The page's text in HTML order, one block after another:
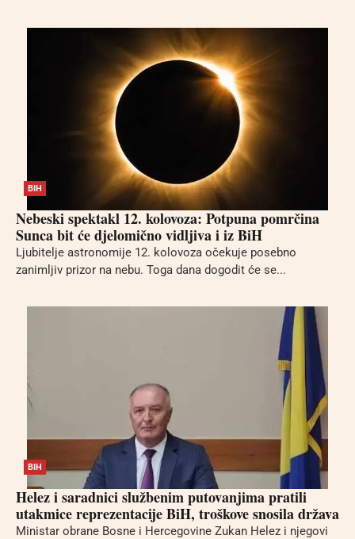
BIH
Nebeski spektakl 12. kolovoza: Potpuna pomrčina
Sunca bit će djelomično vidljiva i iz BiH
Ljubitelje astronomije 12. kolovoza očekuje posebno
zanimljiv prizor na nebu. Toga dana dogodit će se...
BIH
Helez i saradnici službenim putovanjima pratili
utakmice reprezentacije BiH, troškove snosila država
Ministar obrane Bosne i Hercegovine Zukan Helez i njegovi